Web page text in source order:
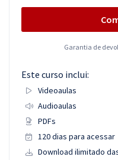
Garantia de
Este curso inclui:
Videoaulas
Audioaulas
PDFs
120 dias para acessar
Download ilimitado